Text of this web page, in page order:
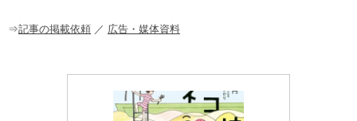
o
⇒記事の掲載依頼 ／ 広告・媒体資料